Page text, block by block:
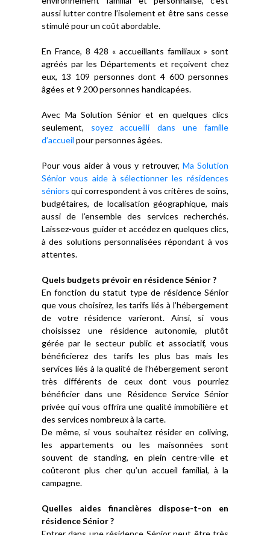
aussi lutter contre l’isolement et être sans cesse
stimulé pour un coût abordable.
En France, 8 428 « accueillants familiaux » sont
agréés par les Départements et reçoivent chez
eux, 13 109 personnes dont 4 600 personnes
âgées et 9 200 personnes handicapées.
Avec Ma Solution Sénior et en quelques clics
seulement, soyez accueilli dans une famille
d’accueil pour personnes âgées.
Pour vous aider à vous y retrouver, Ma Solution
Sénior vous aide à sélectionner les résidences
séniors qui correspondent à vos critères de soins,
budgétaires, de localisation géographique, mais
aussi de l’ensemble des services recherchés.
Laissez-vous guider et accédez en quelques clics,
à des solutions personnalisées répondant à vos
attentes.
Quels budgets prévoir en résidence Sénior ?
En fonction du statut type de résidence Sénior
que vous choisirez, les tarifs liés à l’hébergement
de votre résidence varieront. Ainsi, si vous
choisissez une résidence autonomie, plutôt
gérée par le secteur public et associatif, vous
bénéficierez des tarifs les plus bas mais les
services liés à la qualité de l’hébergement seront
très différents de ceux dont vous pourriez
bénéficier dans une Résidence Service Sénior
privée qui vous offrira une qualité immobilière et
des services nombreux à la carte.
De même, si vous souhaitez résider en coliving,
les appartements ou les maisonnées sont
souvent de standing, en plein centre-ville et
coûteront plus cher qu’un accueil familial, à la
campagne.
Quelles aides financières dispose-t-on en
résidence Sénior ?